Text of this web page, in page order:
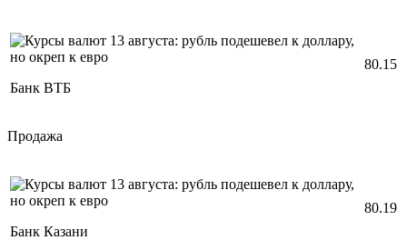
Банк ВТБ
80.15
Продажа
Банк Казани
80.19